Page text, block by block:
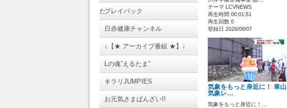
たプレイバック
日赤健康チャンネル
↓【★ アーカイブ番組 ★】↓
Lの魂”えるたま”
キラリJUMPIES
お元気さまばんざい!!
テーマ LCVNEWS
再生時間 00:01:51
再生回数 0
登録日 2026/08/07
気象をもっと身近に！ 車山
気象レ…
気象をもっと身近に！…